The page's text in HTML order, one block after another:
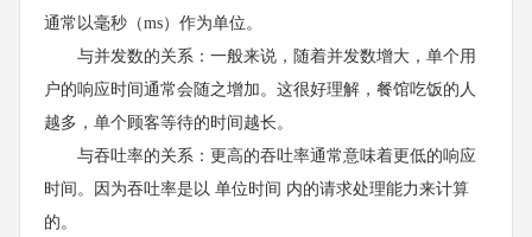
通常以毫秒（ms）作为单位。
与并发数的关系：一般来说，随着并发数增大，单个用
户的响应时间通常会随之增加。这很好理解，餐馆吃饭的人
越多，单个顾客等待的时间越长。
与吞吐率的关系：更高的吞吐率通常意味着更低的响应
时间。因为吞吐率是以 单位时间 内的请求处理能力来计算
的。